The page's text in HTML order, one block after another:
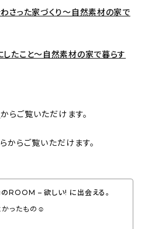
さった家づくり～自然素材の家で
たこと～自然素材の家で暮らす
からご覧いただけます。
らご覧いただけます。
ROOM – 欲しい! に出会える。
かったもの☺︎